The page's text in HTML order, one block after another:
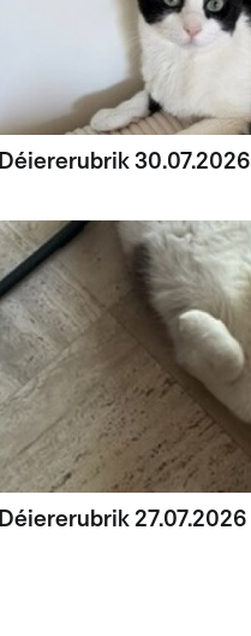
Déiererubrik 30.07.2026
Déiererubrik 27.07.2026